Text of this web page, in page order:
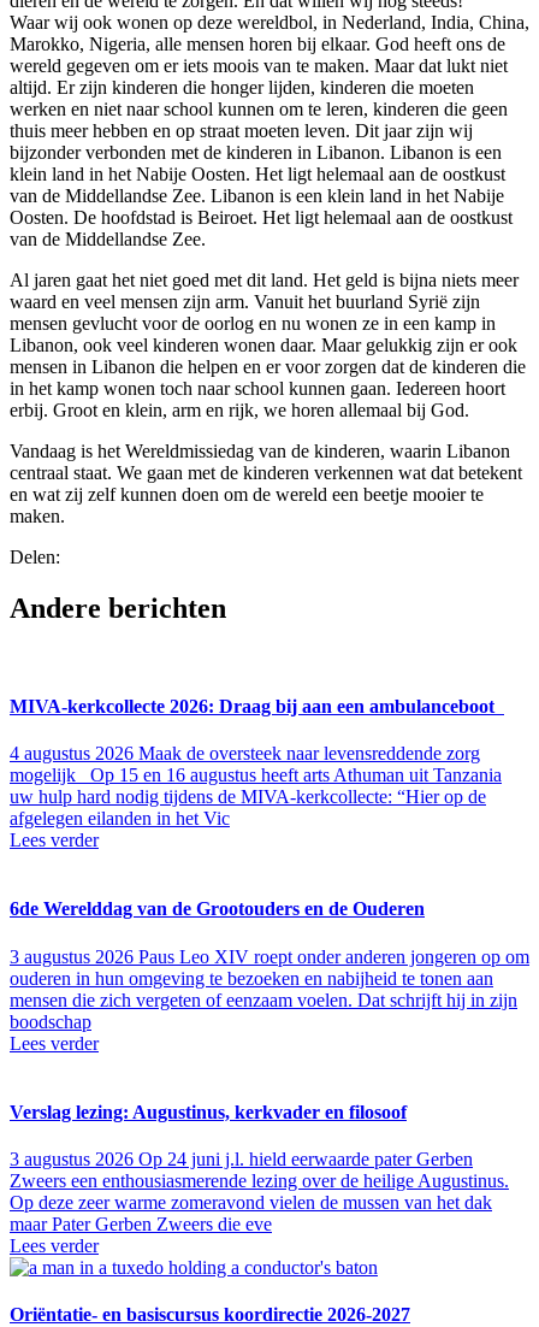
Waar wij ook wonen op deze wereldbol, in Nederland, India, China,
Marokko, Nigeria, alle mensen horen bij elkaar. God heeft ons de
wereld gegeven om er iets moois van te maken. Maar dat lukt niet
altijd. Er zijn kinderen die honger lijden, kinderen die moeten
werken en niet naar school kunnen om te leren, kinderen die geen
thuis meer hebben en op straat moeten leven. Dit jaar zijn wij
bijzonder verbonden met de kinderen in Libanon. Libanon is een
klein land in het Nabije Oosten. Het ligt helemaal aan de oostkust
van de Middellandse Zee. Libanon is een klein land in het Nabije
Oosten. De hoofdstad is Beiroet. Het ligt helemaal aan de oostkust
van de Middellandse Zee.
Al jaren gaat het niet goed met dit land. Het geld is bijna niets meer
waard en veel mensen zijn arm. Vanuit het buurland Syrië zijn
mensen gevlucht voor de oorlog en nu wonen ze in een kamp in
Libanon, ook veel kinderen wonen daar. Maar gelukkig zijn er ook
mensen in Libanon die helpen en er voor zorgen dat de kinderen die
in het kamp wonen toch naar school kunnen gaan. Iedereen hoort
erbij. Groot en klein, arm en rijk, we horen allemaal bij God.
Vandaag is het Wereldmissiedag van de kinderen, waarin Libanon
centraal staat. We gaan met de kinderen verkennen wat dat betekent
en wat zij zelf kunnen doen om de wereld een beetje mooier te
maken.
Delen:
Andere berichten
MIVA-kerkcollecte 2026: Draag bij aan een ambulanceboot
4 augustus 2026 Maak de oversteek naar levensreddende zorg
mogelijk Op 15 en 16 augustus heeft arts Athuman uit Tanzania
uw hulp hard nodig tijdens de MIVA-kerkcollecte: “Hier op de
afgelegen eilanden in het Vic
Lees verder
6de Wereld­dag van de Groot­ouders en de Ouderen
3 augustus 2026 Paus Leo XIV roept onder anderen jon­ge­ren op om
ouderen in hun omge­ving te bezoeken en nabij­heid te tonen aan
mensen die zich vergeten of een­zaam voelen. Dat schrijft hij in zijn
bood­schap
Lees verder
Verslag lezing: Augustinus, kerkvader en filosoof
3 augustus 2026 Op 24 juni j.l. hield eerwaarde pater Gerben
Zweers een enthousiasmerende lezing over de heilige Augustinus.
Op deze zeer warme zomeravond vielen de mussen van het dak
maar Pater Gerben Zweers die eve
Lees verder
Oriëntatie- en basiscursus koordirectie 2026-2027